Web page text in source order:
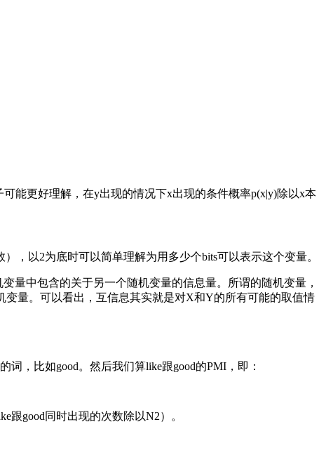
能更好理解，在y出现的情况下x出现的条件概率p(x|y)除以x本
，以2为底时可以简单理解为用多少个bits可以表示这个变量。
量中包含的关于另一个随机变量的信息量。所谓的随机变量，
量。可以看出，互信息其实就是对X和Y的所有可能的取值情
，比如good。然后我们算like跟good的PMI，即：
跟good同时出现的次数除以N2）。